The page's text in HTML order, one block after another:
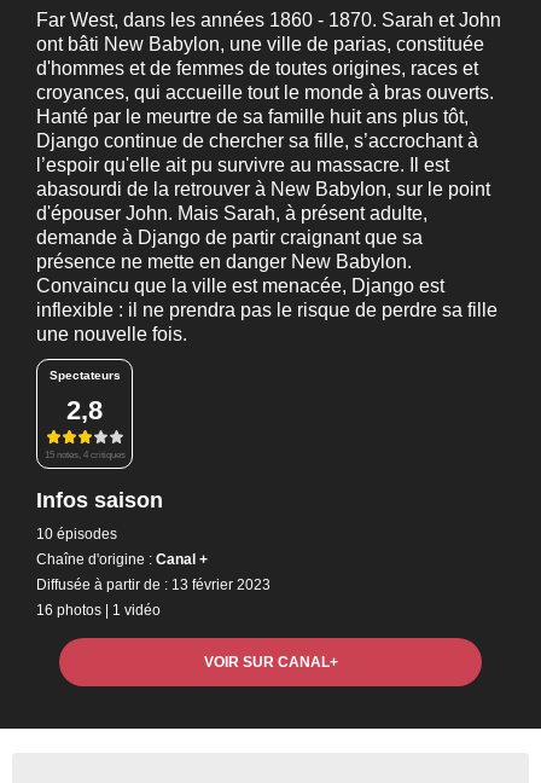
Far West, dans les années 1860 - 1870. Sarah et John
ont bâti New Babylon, une ville de parias, constituée
d'hommes et de femmes de toutes origines, races et
croyances, qui accueille tout le monde à bras ouverts.
Hanté par le meurtre de sa famille huit ans plus tôt,
Django continue de chercher sa fille, s’accrochant à
l’espoir qu'elle ait pu survivre au massacre. Il est
abasourdi de la retrouver à New Babylon, sur le point
d'épouser John. Mais Sarah, à présent adulte,
demande à Django de partir craignant que sa
présence ne mette en danger New Babylon.
Convaincu que la ville est menacée, Django est
inflexible : il ne prendra pas le risque de perdre sa fille
une nouvelle fois.
Spectateurs
2,8
15 notes, 4 critiques
Infos saison
10 épisodes
Chaîne d'origine : Canal +
Diffusée à partir de : 13 février 2023
16 photos | 1 vidéo
VOIR SUR CANAL+